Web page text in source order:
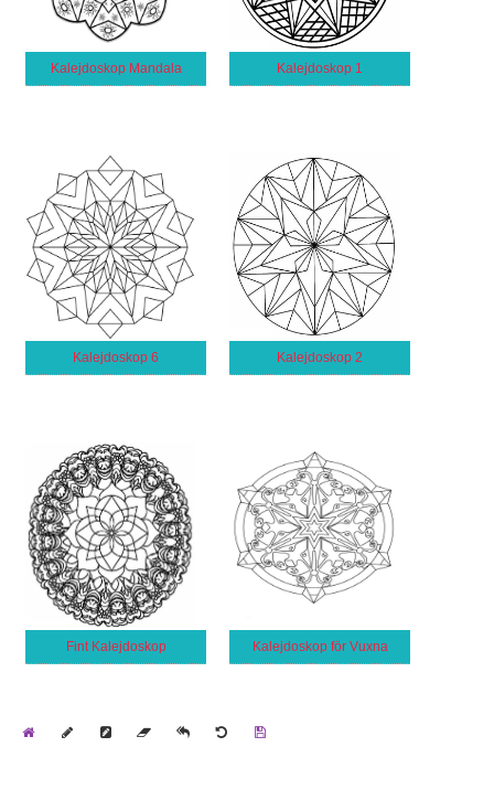
Kalejdoskop Mandala Kalejdoskop 1
Kalejdoskop 6 Kalejdoskop 2
Fint Kalejdoskop Kalejdoskop för Vuxna